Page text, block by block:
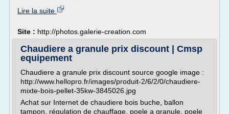
Lire la suite
Site : http://photos.galerie-creation.com
Chaudiere a granule prix discount | Cmsp
equipement
Chaudiere a granule prix discount source google image :
http://www.hellopro.fr/images/produit-2/6/2/0/chaudiere-
mixte-bois-pellet-35kw-3845026.jpg
Achat sur Internet de chaudiere bois buche, ballon
tampon, régulation de chauffage, poele a granule, poele